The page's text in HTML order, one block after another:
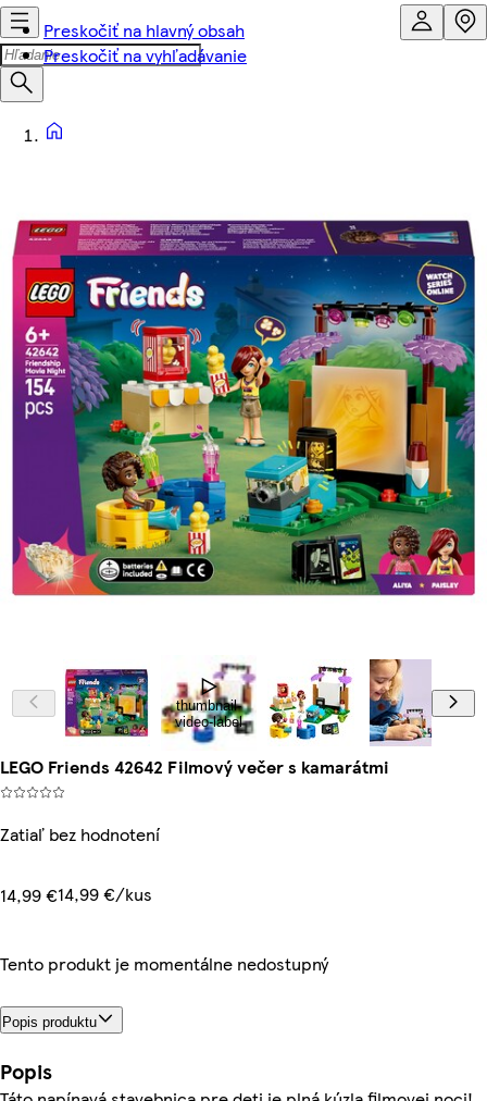
Preskočiť na hlavný obsah
Preskočiť na vyhľadávanie
thumbnail-
video-label
LEGO Friends 42642 Filmový večer s kamarátmi
Zatiaľ bez hodnotení
14,99 €14,99 €/kus
Tento produkt je momentálne nedostupný
Popis produktu
Popis